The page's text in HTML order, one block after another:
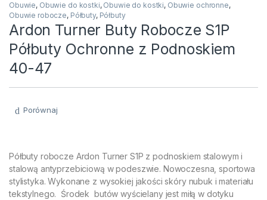
Obuwie, Obuwie do kostki, Obuwie do kostki, Obuwie ochronne,
Obuwie robocze, Półbuty, Półbuty
Ardon Turner Buty Robocze S1P
Półbuty Ochronne z Podnoskiem
40-47
Porównaj
Półbuty robocze Ardon Turner S1P z podnoskiem stalowym i
stalową antyprzebiciową w podeszwie. Nowoczesna, sportowa
stylistyka. Wykonane z wysokiej jakości skóry nubuk i materiału
tekstylnego. Środek butów wyścielany jest miłą w dotyku